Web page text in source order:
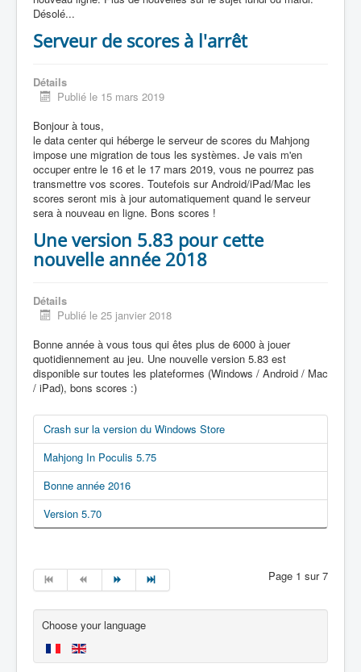
Désolé...
Serveur de scores à l'arrêt
Détails
Publié le 15 mars 2019
Bonjour à tous,
le data center qui héberge le serveur de scores du Mahjong
impose une migration de tous les systèmes. Je vais m'en
occuper entre le 16 et le 17 mars 2019, vous ne pourrez pas
transmettre vos scores. Toutefois sur Android/iPad/Mac les
scores seront mis à jour automatiquement quand le serveur
sera à nouveau en ligne. Bons scores !
Une version 5.83 pour cette
nouvelle année 2018
Détails
Publié le 25 janvier 2018
Bonne année à vous tous qui êtes plus de 6000 à jouer
quotidiennement au jeu. Une nouvelle version 5.83 est
disponible sur toutes les plateformes (Windows / Android / Mac
/ iPad), bons scores :)
Crash sur la version du Windows Store
Mahjong In Poculis 5.75
Bonne année 2016
Version 5.70
Page 1 sur 7
Choose your language